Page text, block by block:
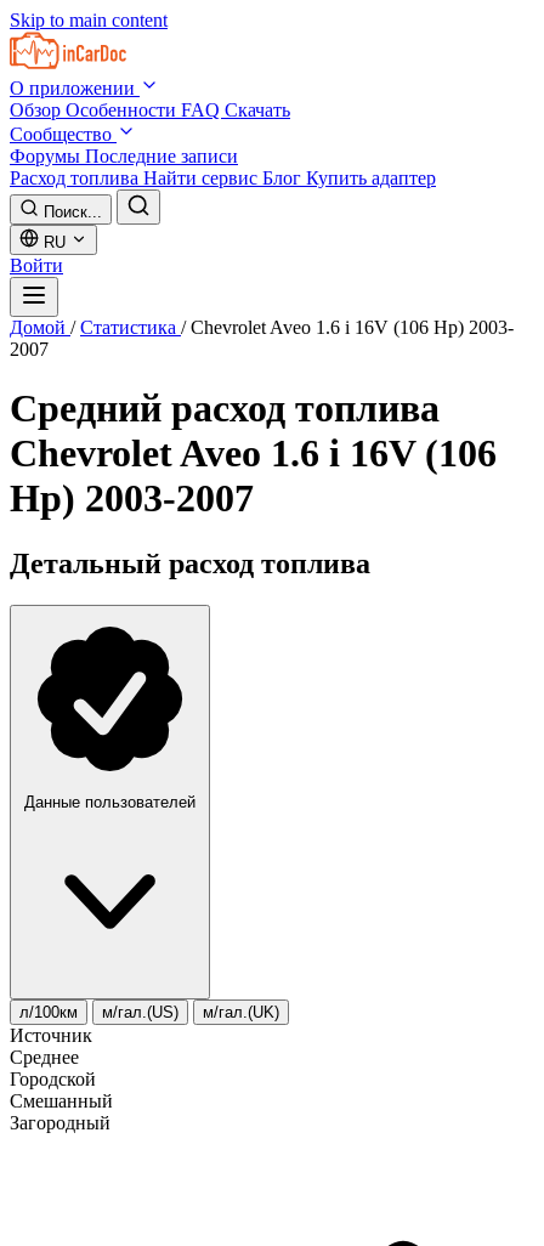
Skip to main content
О приложении
Обзор Особенности FAQ Скачать
Сообщество
Форумы Последние записи
Расход топлива Найти сервис Блог Купить адаптер
Поиск...
RU
Войти
Домой / Статистика / Chevrolet Aveo 1.6 i 16V (106 Hp) 2003-
2007
Средний расход топлива
Chevrolet Aveo 1.6 i 16V (106
Hp) 2003-2007
Детальный расход топлива
Данные пользователей
л/100км м/гал.(US) м/гал.(UK)
Источник
Среднее
Городской
Смешанный
Загородный